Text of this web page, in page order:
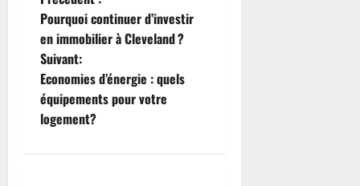
a
v
i
g
Pourquoi continuer d’investir
en immobilier à Cleveland ?
Suivant:
Economies d’énergie : quels
équipements pour votre
logement?